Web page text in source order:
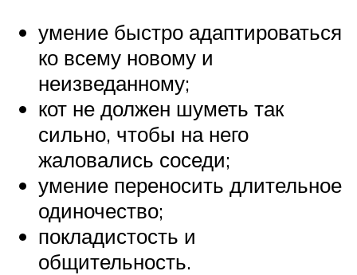
умение быстро адаптироваться
ко всему новому и
неизведанному;
кот не должен шуметь так
сильно, чтобы на него
жаловались соседи;
умение переносить длительное
одиночество;
покладистость и
общительность.